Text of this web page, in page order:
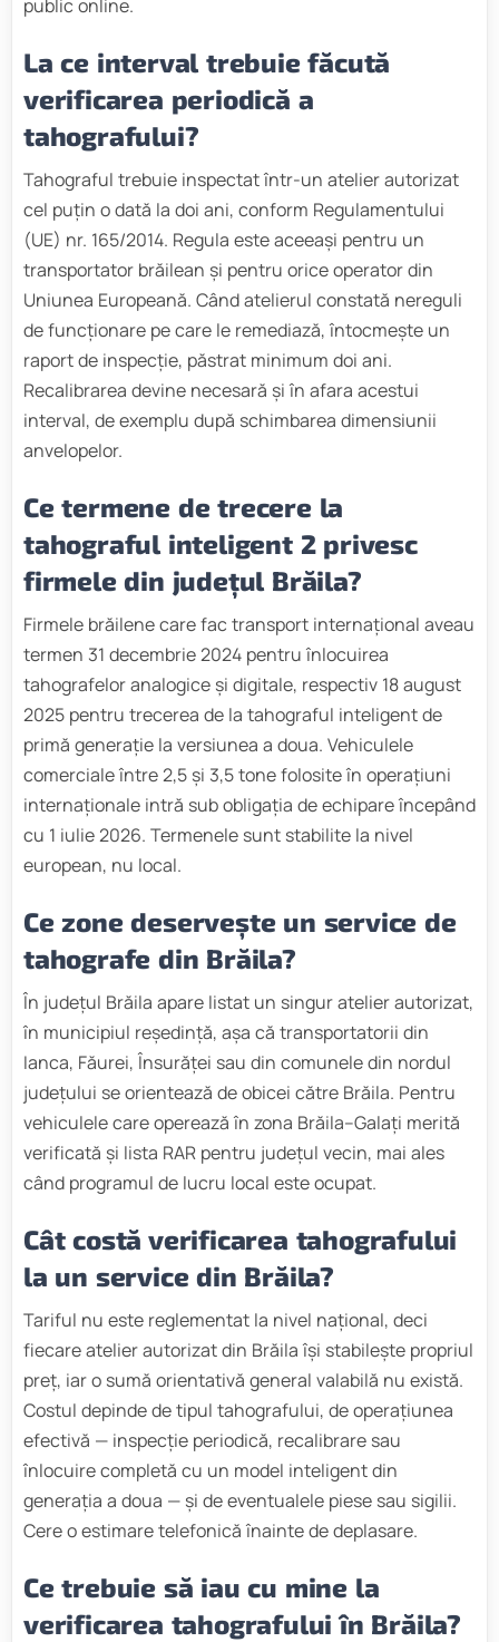
public online.
La ce interval trebuie făcută
verificarea periodică a
tahografului?
Tahograful trebuie inspectat într-un atelier autorizat
cel puțin o dată la doi ani, conform Regulamentului
(UE) nr. 165/2014. Regula este aceeași pentru un
transportator brăilean și pentru orice operator din
Uniunea Europeană. Când atelierul constată nereguli
de funcționare pe care le remediază, întocmește un
raport de inspecție, păstrat minimum doi ani.
Recalibrarea devine necesară și în afara acestui
interval, de exemplu după schimbarea dimensiunii
anvelopelor.
Ce termene de trecere la
tahograful inteligent 2 privesc
firmele din județul Brăila?
Firmele brăilene care fac transport internațional aveau
termen 31 decembrie 2024 pentru înlocuirea
tahografelor analogice și digitale, respectiv 18 august
2025 pentru trecerea de la tahograful inteligent de
primă generație la versiunea a doua. Vehiculele
comerciale între 2,5 și 3,5 tone folosite în operațiuni
internaționale intră sub obligația de echipare începând
cu 1 iulie 2026. Termenele sunt stabilite la nivel
european, nu local.
Ce zone deservește un service de
tahografe din Brăila?
În județul Brăila apare listat un singur atelier autorizat,
în municipiul reședință, așa că transportatorii din
Ianca, Făurei, Însurăței sau din comunele din nordul
județului se orientează de obicei către Brăila. Pentru
vehiculele care operează în zona Brăila–Galați merită
verificată și lista RAR pentru județul vecin, mai ales
când programul de lucru local este ocupat.
Cât costă verificarea tahografului
la un service din Brăila?
Tariful nu este reglementat la nivel național, deci
fiecare atelier autorizat din Brăila își stabilește propriul
preț, iar o sumă orientativă general valabilă nu există.
Costul depinde de tipul tahografului, de operațiunea
efectivă — inspecție periodică, recalibrare sau
înlocuire completă cu un model inteligent din
generația a doua — și de eventualele piese sau sigilii.
Cere o estimare telefonică înainte de deplasare.
Ce trebuie să iau cu mine la
verificarea tahografului în Brăila?